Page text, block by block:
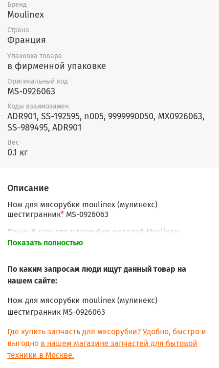
Бренд
Moulinex
Страна
Франция
Упаковка товара
в фирменной упаковке
Оригинальный код
MS-0926063
Коды взаимозамен
ADR901, SS-192595, n005, 9999990050, MX0926063,
SS-989495, ADR901
Вес
0.1 кг
Описание
Нож для мясорубки moulinex (мулинекс)
шестигранник* MS-0926063
Данный нож для мясорубки моделей Moulinex:
HV6 (DR7,DR8)
HV8 (DKA1, DKA2, ME6121, а также KRUPS HV6 (GVM2)
AA15R2(P)
ADR741(0)
ADR741(Q)
ADR743(0)
ADR743(P)
ADR743(Q)
Показать полностью
По каким запросам люди ищут данный товар на
нашем сайте:
Нож для мясорубки moulinex (мулинекс)
шестигранник MS-0926063
Где купить запчасть для мясорубки? Удобно, быстро и
выгодно в нашем магазине запчастей для бытовой
техники в Москве.